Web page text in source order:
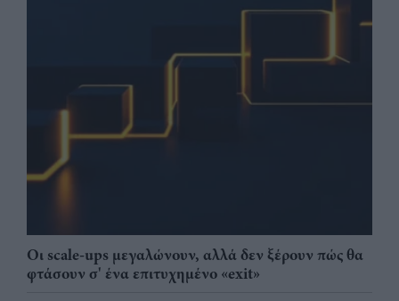
Οι scale-ups μεγαλώνουν, αλλά δεν ξέρουν πώς θα
φτάσουν σ' ένα επιτυχημένο «exit»